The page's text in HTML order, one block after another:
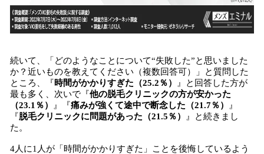
続いて、「どのようなことについて“失敗した”と思いました
か？近いものを教えてください（複数回答可）」と質問した
ところ、『時間がかかりすぎた（25.2％）
』と回答した方が
最も多く、次いで『他の脱毛クリニックの方が安かった
（23.1％）
』『痛みが強くて途中で断念した（21.7％）
』
『脱毛クリニックに問題があった（21.5％）
』と続きまし
た。
4人に1人が「時間がかかりすぎた」ことを後悔しているよう